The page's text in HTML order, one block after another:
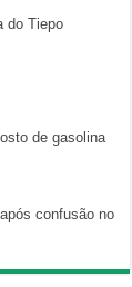
do Tiepo
de gasolina
confusão no